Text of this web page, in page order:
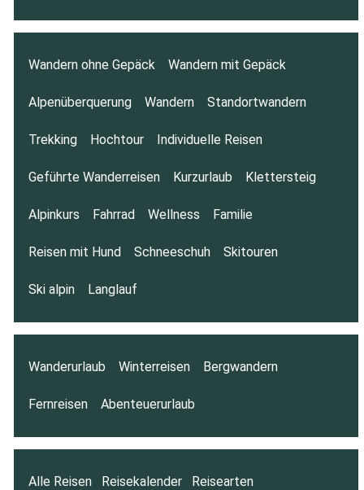
Wandern ohne Gepäck Wandern mit Gepäck
Alpenüberquerung Wandern Standortwandern
Trekking Hochtour Individuelle Reisen
Geführte Wanderreisen Kurzurlaub Klettersteig
Alpinkurs Fahrrad Wellness Familie
Reisen mit Hund Schneeschuh Skitouren
Ski alpin Langlauf
Wanderurlaub Winterreisen Bergwandern
Fernreisen Abenteuerurlaub
Alle Reisen Reisekalender Reisearten